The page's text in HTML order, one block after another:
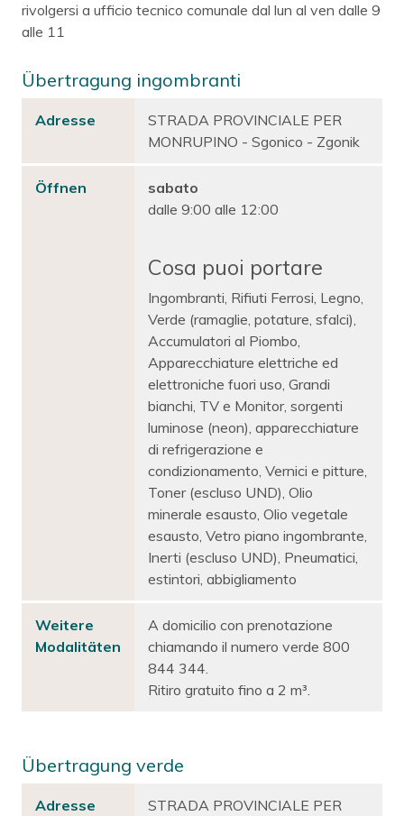
rivolgersi a ufficio tecnico comunale dal lun al ven dalle 9
alle 11
Übertragung ingombranti
Adresse
STRADA PROVINCIALE PER
MONRUPINO - Sgonico - Zgonik
Öffnen
sabato
dalle 9:00 alle 12:00
Cosa puoi portare
Ingombranti, Rifiuti Ferrosi, Legno,
Verde (ramaglie, potature, sfalci),
Accumulatori al Piombo,
Apparecchiature elettriche ed
elettroniche fuori uso, Grandi
bianchi, TV e Monitor, sorgenti
luminose (neon), apparecchiature
di refrigerazione e
condizionamento, Vernici e pitture,
Toner (escluso UND), Olio
minerale esausto, Olio vegetale
esausto, Vetro piano ingombrante,
Inerti (escluso UND), Pneumatici,
estintori, abbigliamento
Weitere
Modalitäten
A domicilio con prenotazione
chiamando il numero verde 800
844 344.
Ritiro gratuito fino a 2 m³.
Übertragung verde
Adresse
STRADA PROVINCIALE PER